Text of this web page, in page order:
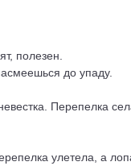
полезен.
до упаду.
Перепелка
улетела, а